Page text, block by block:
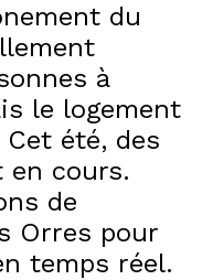
du
à
le logement
Cet été, des
en cours.
de
Orres pour
temps réel.